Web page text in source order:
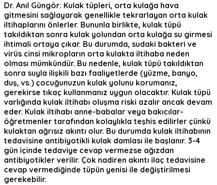
Dr. Anıl Güngör: Kulak tüpleri, orta kulağa hava
gitmesini sağlayarak genellikle tekrarlayan orta kulak
iltihaplarını önlerler. Bununla birlikte, kulak tüpü
takıldıktan sonra kulak yolundan orta kulağa su girmesi
ihtimali ortaya çıkar. Bu durumda, sudaki bakteri ve
virüs cinsi mikropların orta kulakta iltihaba neden
olması mümkündür. Bu nedenle, kulak tüpü takıldıktan
sonra suyla ilişkili bazı faaliyetlerde (yüzme, banyo,
duş, vs.) çocuğunuzun kulak yolunu korumanız,
gerekirse tıkaç kullanmanız uygun olacaktır. Kulak tüpü
varlığında kulak iltihabı oluşma riski azalır ancak devam
eder. Kulak iltihabı anne-babalar veya bakıcılar-
öğretmenler tarafından kolaylıkla teşhis edilirler çünkü
kulaktan ağrısız akıntı olur. Bu durumda kulak iltihabının
tedavisine antibiyotikli kulak damlası ile başlanır. 3-4
gün içinde tedaviye cevap vermezse ağızdan
antibiyotikler verilir. Çok nadiren akıntı ilaç tedavisine
cevap vermediğinde tüpün yenisi ile değiştirilmesi
gerekebilir.